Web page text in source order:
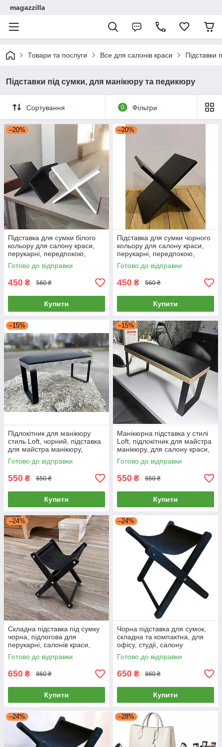
magazzilla
Товари та послуги Все для салонів краси Підставки
Підставки під сумки, для манікюру та педикюру
Сортування 0 Фільтри
–20%
Підставка для сумки білого
кольору для салону краси,
перукарні, передпокою,
ресторану, кафе, клініки.
Готово до відправки
450 ₴ 560 ₴
Купити
–20%
Підставка для сумки чорного
кольору для салону краси,
перукарні, передпокою,
ресторану, кафе, клініки.
Готово до відправки
450 ₴ 560 ₴
Купити
–15%
Підлокітник для манікюру
стиль Loft, чорний, підставка
для майстра манікюру,
масажу рук, для салону
краси
Готово до відправки
550 ₴ 650 ₴
Купити
–15%
Манікюрна підставка у стилі
Loft, підлокітник для майстра
манікюру, для салону краси,
для масажу рук
Готово до відправки
550 ₴ 650 ₴
Купити
–24%
Складна підставка під сумку
чорна, підлогова для
перукарні, салонів краси,
студій, в манікюрні та
педикюрні кабінети, офіси
Готово до відправки
650 ₴ 860 ₴
Купити
–24%
Чорна підставка для сумок,
складна та компактна, для
офісу, студії, салону
Готово до відправки
650 ₴ 860 ₴
Купити
–24% –28%